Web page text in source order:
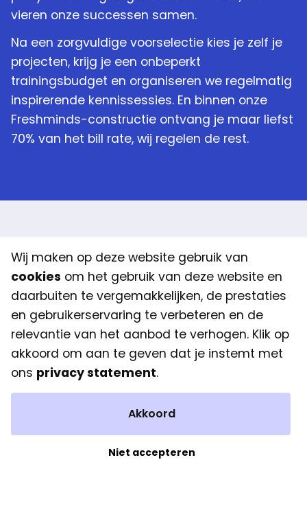
vieren onze successen samen.
Na een zorgvuldige voorselectie kies je zelf je
projecten, krijg je een onbeperkt
trainingsbudget en organiseren we regelmatig
inspirerende kennissessies. En binnen onze
Freshminds-constructie ontvang je maar liefst
70% van het bill rate, wij regelen de rest.
© 2026 FreshMinds. Alle rechten
voorbehouden.
Wat we doen
Werken bij
Dellaertweg 9-E
Wij maken op deze website gebruik van
cookies om het gebruik van deze website en
daarbuiten te vergemakkelijken, de prestaties
en gebruikerservaring te verbeteren en de
relevantie van het aanbod te verhogen. Klik op
akkoord om aan te geven dat je instemt met
ons privacy statement.
Akkoord
Niet accepteren